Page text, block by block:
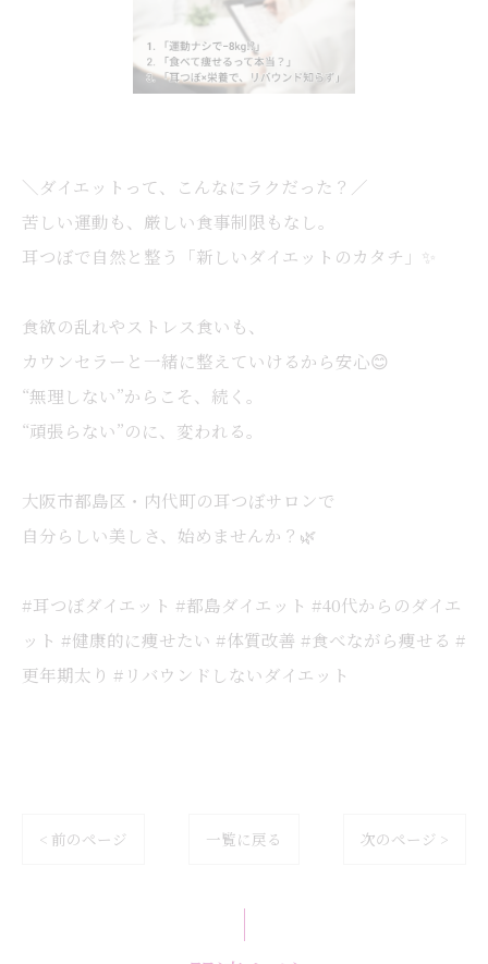
＼ダイエットって、こんなにラクだった？／
苦しい運動も、厳しい食事制限もなし。
耳つぼで自然と整う「新しいダイエットのカタチ」✨
食欲の乱れやストレス食いも、
カウンセラーと一緒に整えていけるから安心😊
“無理しない”からこそ、続く。
“頑張らない”のに、変われる。
大阪市都島区・内代町の耳つぼサロンで
自分らしい美しさ、始めませんか？🌿
#耳つぼダイエット #都島ダイエット #40代からのダイエ
ット #健康的に痩せたい #体質改善 #食べながら痩せる #
更年期太り #リバウンドしないダイエット
< 前のページ 一覧に戻る 次のページ >